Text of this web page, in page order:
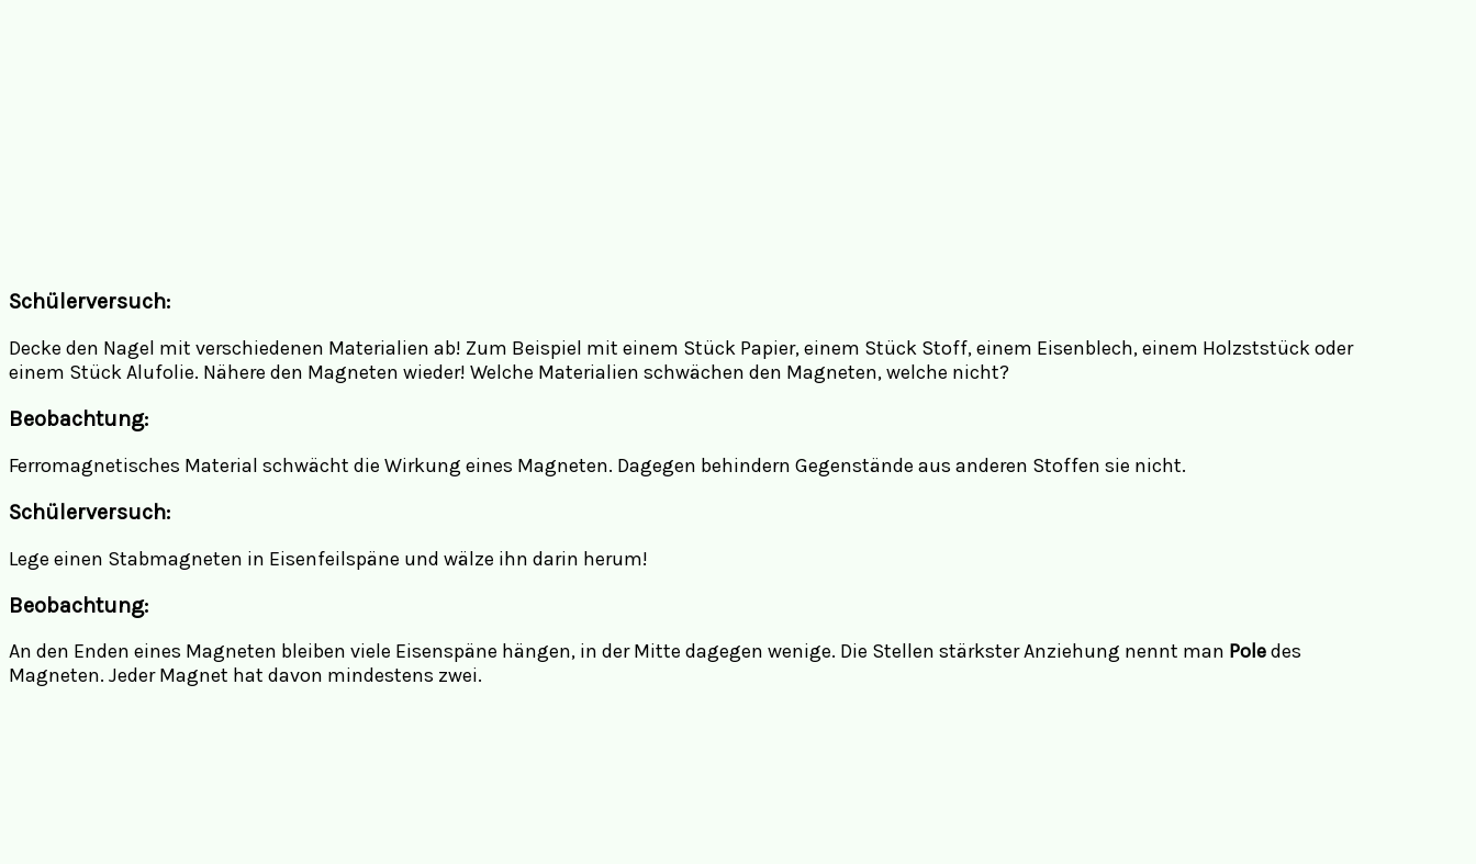
Schülerversuch:
Decke den Nagel mit verschiedenen Materialien ab! Zum Beispiel mit einem Stück Papier, einem Stück Stoff, einem Eisenblech, einem Holzststück oder
einem Stück Alufolie. Nähere den Magneten wieder! Welche Materialien schwächen den Magneten, welche nicht?
Beobachtung:
Ferromagnetisches Material schwächt die Wirkung eines Magneten. Dagegen behindern Gegenstände aus anderen Stoffen sie nicht.
Schülerversuch:
Lege einen Stabmagneten in Eisenfeilspäne und wälze ihn darin herum!
Beobachtung:
An den Enden eines Magneten bleiben viele Eisenspäne hängen, in der Mitte dagegen wenige. Die Stellen stärkster Anziehung nennt man Poledes
Magneten. Jeder Magnet hat davon mindestens zwei.